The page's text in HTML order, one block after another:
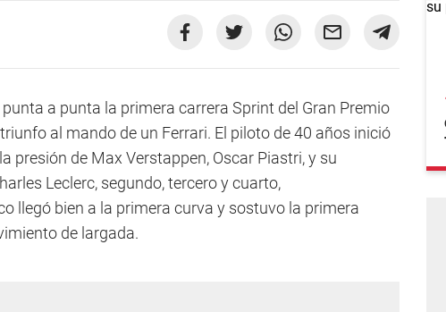
a punta la primera carrera Sprint del Gran Premio
al mando de un Ferrari. El piloto de 40 años inició
presión de Max Verstappen, Oscar Piastri, y su
Leclerc, segundo, tercero y cuarto,
llegó bien a la primera curva y sostuvo la primera
de largada.